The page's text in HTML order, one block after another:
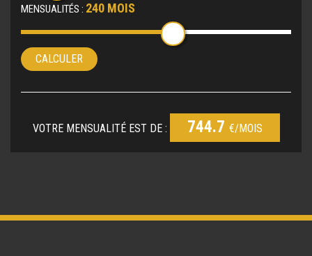
MENSUALITÉS : 240 MOIS
CALCULER
VOTRE MENSUALITÉ EST DE : 744.7 €/MOIS